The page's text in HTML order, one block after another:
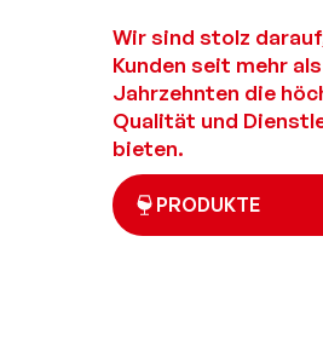
Wir sind stolz
Kunden seit mehr
Jahrzehnten die
Qualität und
bieten.
PRODUKTE